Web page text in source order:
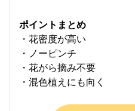
ポイントまとめ
・花密度が高い
・ノーピンチ
・花がら摘み不要
・混色植えにも向く